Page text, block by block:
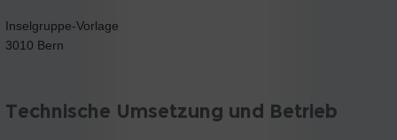
Inselgruppe-Vorlage
3010 Bern
Technische Umsetzung und Betrieb